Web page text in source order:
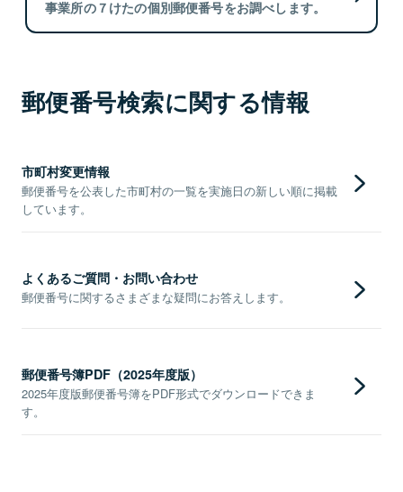
事業所の７けたの個別郵便番号をお調べします。
郵便番号検索に関する情報
市町村変更情報
郵便番号を公表した市町村の一覧を実施日の新しい順に掲載
しています。
よくあるご質問・お問い合わせ
郵便番号に関するさまざまな疑問にお答えします。
郵便番号簿PDF（2025年度版）
2025年度版郵便番号簿をPDF形式でダウンロードできま
す。